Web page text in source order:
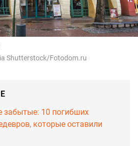
Shutterstock/Fotodom.ru
забытые: 10 погибших
которые оставили